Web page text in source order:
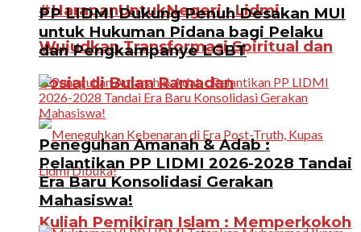
#HarapanUntukNegeri : Lidmi
Wujudkan Transformasi Spiritual dan
Sosial di Bulan Ramadan
Kuliah Pemikiran Islam : Memperkokoh
PP LIDMI Dukung Penuh Desakan MUI
untuk Hukuman Pidana bagi Pelaku
dan Pengkampanye LGBT
Peneguhan Amanah & Adab :
Pelantikan PP LIDMI 2026-2028 Tandai
Era Baru Konsolidasi Gerakan
Mahasiswa!